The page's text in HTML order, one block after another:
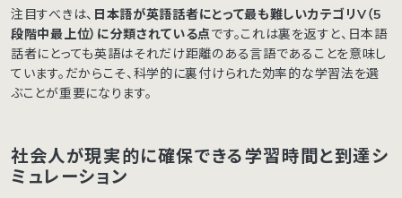
注目すべきは、 日本語が英語話者にとって最も難しいカテゴリV（5
段階中最上位）に分類されている点です。これは裏を返すと、日本語
話者にとっても英語はそれだけ距離のある言語であることを意味し
ています。だからこそ、科学的に裏付けられた効率的な学習法を選
ぶことが重要になります。
社会人が現実的に確保できる学習時間と到達シ
ミュレーション